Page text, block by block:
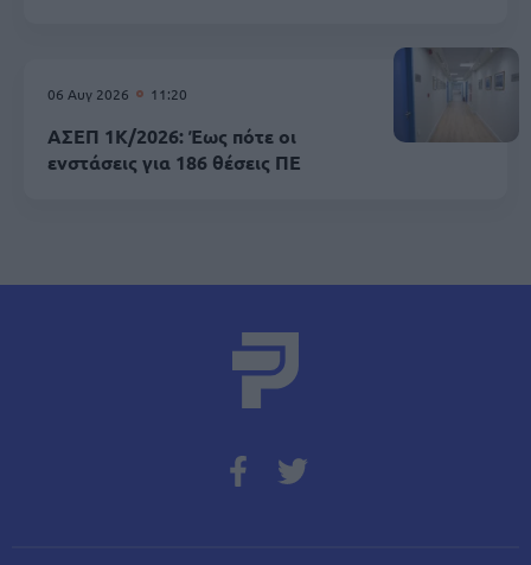
06 Αυγ 2026 11:20
ΑΣΕΠ 1Κ/2026: Έως πότε οι
ενστάσεις για 186 θέσεις ΠΕ